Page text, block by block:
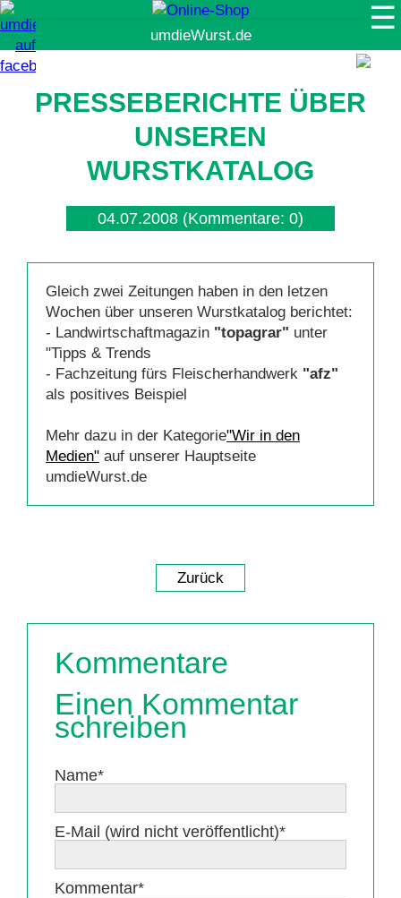
PRESSEBERICHTE ÜBER
UNSEREN
WURSTKATALOG
04.07.2008 (Kommentare: 0)
Gleich zwei Zeitungen haben in den letzen
Wochen über unseren Wurstkatalog berichtet:
- Landwirtschaftmagazin "topagrar" unter
"Tipps & Trends
- Fachzeitung fürs Fleischerhandwerk "afz"
als positives Beispiel
Mehr dazu in der Kategorie"Wir in den
Medien" auf unserer Hauptseite
umdieWurst.de
Zurück
Kommentare
Einen Kommentar
schreiben
Pflichtfeld
Name*
Pflichtfeld
E-Mail (wird nicht veröffentlicht)*
Pflichtfeld
Kommentar*
☰